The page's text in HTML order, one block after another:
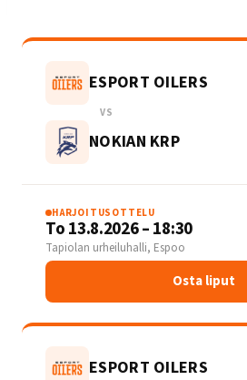
ESPORT OILERS
VS
NOKIAN KRP
HARJOITUSOTTELU
To 13.8.2026 – 18:30
Tapiolan urheiluhalli, Espoo
Osta liput
ESPORT OILERS